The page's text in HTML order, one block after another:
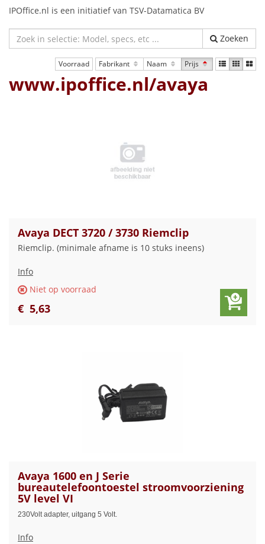
IPOffice.nl is een initiatief van TSV-Datamatica BV
Zoeken
Voorraad Fabrikant Naam Prijs
www.ipoffice.nl/avaya
Avaya DECT 3720 / 3730 Riemclip
Riemclip. (minimale afname is 10 stuks ineens)
Info
Niet op voorraad
€ 5,63
Avaya 1600 en J Serie
bureautelefoontoestel stroomvoorziening
5V level VI
230Volt adapter, uitgang 5 Volt.
Info